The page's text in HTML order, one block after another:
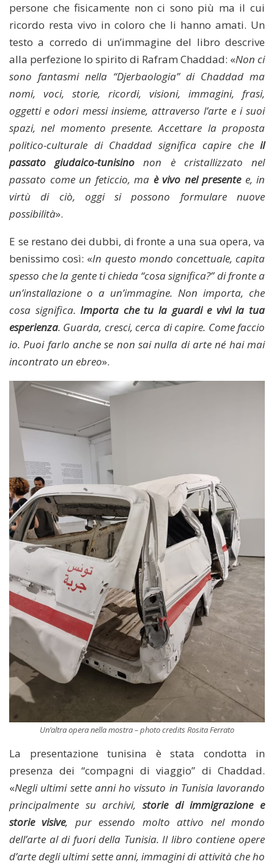
persone che fisicamente non ci sono più ma il cui
ricordo resta vivo in coloro che li hanno amati. Un
testo a corredo di un’immagine del libro descrive
alla perfezione lo spirito di Rafram Chaddad: «Non ci
sono fantasmi nella “Djerbaologia” di Chaddad ma
nomi, voci, storie, ricordi, visioni, immagini, frasi,
oggetti e odori messi insieme, attraverso l’arte e i suoi
spazi, nel momento presente. Accettare la proposta
politico-culturale di Chaddad significa capire che il
passato giudaico-tunisino non è cristallizzato nel
passato come un feticcio, ma è vivo nel presentee, in
virtù di ciò, oggi si possono formulare nuove
possibilità».
E se restano dei dubbi, di fronte a una sua opera, va
benissimo così: «In questo mondo concettuale, capita
spesso che la gente ti chieda “cosa significa?” di fronte a
un’installazione o a un’immagine. Non importa, che
cosa significa.Importa che tu la guardi e vivi la tua
esperienza. Guarda, cresci, cerca di capire. Come faccio
io. Puoi farlo anche se non sai nulla di arte né hai mai
incontrato un ebreo».
Un’altra opera nella mostra – photo credits Rosita Ferrato
La presentazione tunisina è stata condotta in
presenza dei “compagni di viaggio” di Chaddad.
«Negli ultimi sette anni ho vissuto in Tunisia lavorando
principalmente su archivi, storie di immigrazione e
storie visive, pur essendo molto attivo nel mondo
dell’arte al di fuori della Tunisia. Il libro contiene opere
d’arte degli ultimi sette anni, immagini di attività che ho